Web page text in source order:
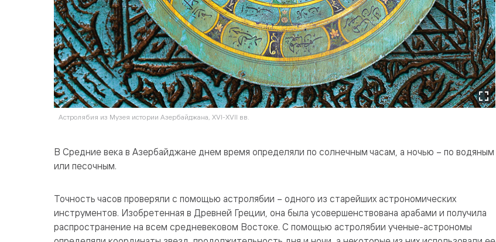
Астролябия из Музея истории Азербайджана, XVI-XVII вв.
В Средние века в Азербайджане днем время определяли по солнечным часам, а ночью – по водяным
или песочным.
Точность часов проверяли с помощью астролябии – одного из старейших астрономических
инструментов. Изобретенная в Древней Греции, она была усовершенствована арабами и получила
распространение на всем средневековом Востоке. С помощью астролябии ученые-астрономы